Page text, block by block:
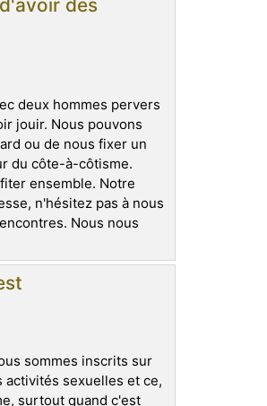
des
deux hommes pervers
jouir. Nous pouvons
ou de nous fixer un
du côte-à-côtisme.
ensemble. Notre
n'hésitez pas à nous
Nous nous
sommes inscrits sur
sexuelles et ce,
surtout quand c'est